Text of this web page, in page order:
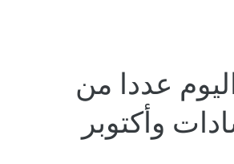
عددا من
وأكتوبر